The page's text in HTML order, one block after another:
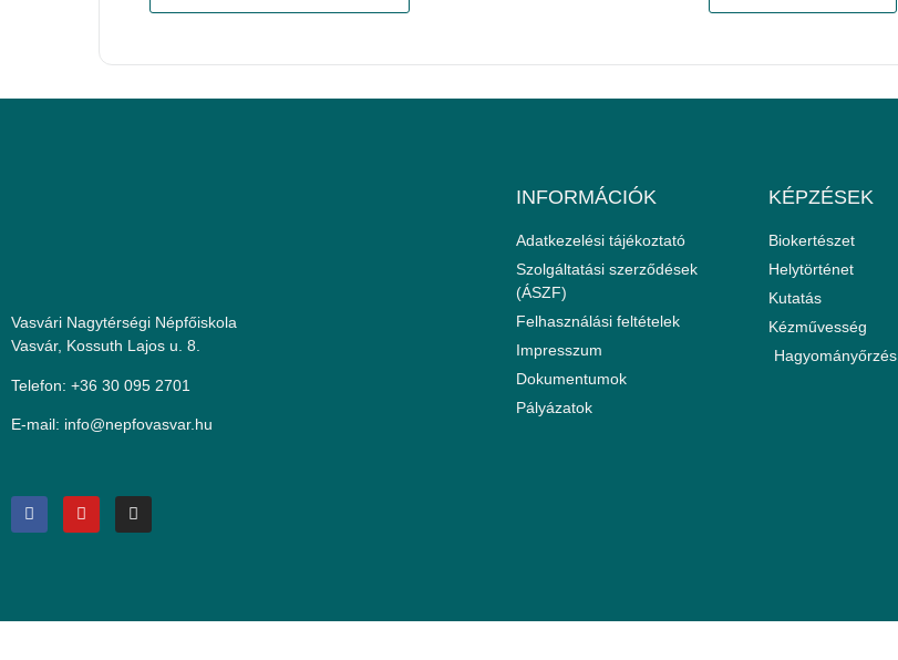
Vasvári Nagytérségi Népfőiskola
Vasvár, Kossuth Lajos u. 8.
Telefon: +36 30 095 2701
E-mail: uh.ravsavofpen@ofni
INFORMÁCIÓK
Adatkezelési tájékoztató
Szolgáltatási szerződések
(ÁSZF)
Felhasználási feltételek
Impresszum
Dokumentumok
Pályázatok
KÉPZÉSEK
Biokertészet
Helytörténet
Kutatás
Kézművesség
Hagyományőrzés